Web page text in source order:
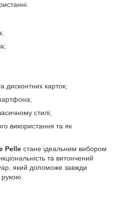
дисконтних карток;
стилі;
використання та як
Pelle стане ідеальним вибором
та витончений
який допоможе завжди
рукою.